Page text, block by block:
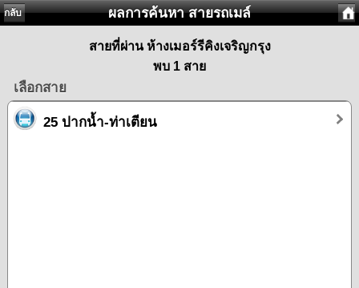
กลับ ผลการค้นหา สายรถเมล์
สายที่ผ่าน ห้างเมอร์รีคิงเจริญกรุง
พบ 1 สาย
เลือกสาย
25 ปากน้ำ-ท่าเตียน